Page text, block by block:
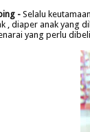
-Selalu
, diaper anak yang
yang perlu